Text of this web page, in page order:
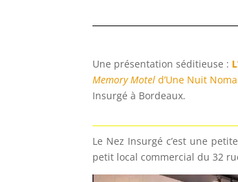
Une présentation séditieuse :
Memory Moteld’Une Nuit
Insurgé à Bordeaux.
Le Nez Insurgé c’est une
petit local commercial du 32